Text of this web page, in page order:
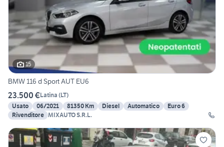
15
BMW 116 d Sport AUT EU6
23.500 €Latina (LT)
Usato
06/2021 81350 Km Diesel Automatico
Euro 6
Rivenditore MIXAUTO S.R.L.